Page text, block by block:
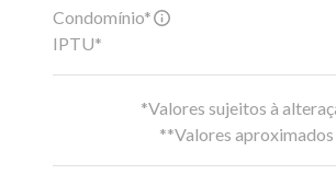
Condomínio*
IPTU*
*Valores sujeitos à
**Valores aproximados